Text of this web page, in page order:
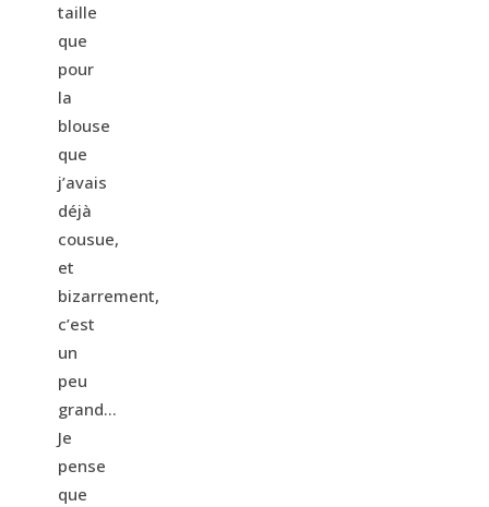
taille
que
pour
la
blouse
que
j’avais
déjà
cousue,
et
bizarrement,
c’est
un
peu
grand…
Je
pense
que